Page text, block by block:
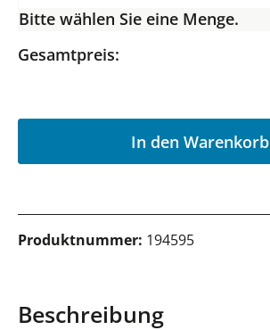
Bitte wählen Sie eine Menge.
Gesamtpreis:
In den Warenkorb
Produktnummer: 194595
Beschreibung